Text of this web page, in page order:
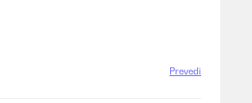
Prevedi